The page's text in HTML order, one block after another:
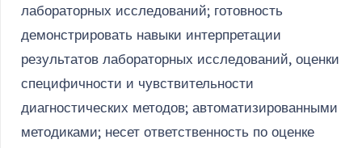
лабораторных исследований; готовность
демонстрировать навыки интерпретации
результатов лабораторных исследований, оценки
специфичности и чувствительности
диагностических методов; автоматизированными
методиками; несет ответственность по оценке